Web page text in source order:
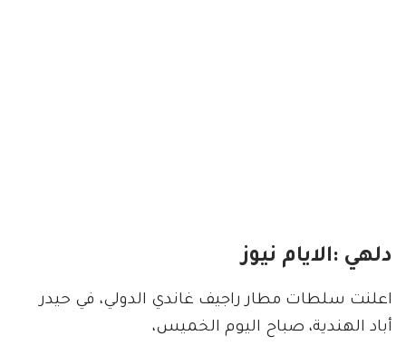
دلهي :الايام نيوز
اعلنت سلطات مطار راجيف غاندي الدولي، في حيدر
أباد الهندية، صباح اليوم الخميس،